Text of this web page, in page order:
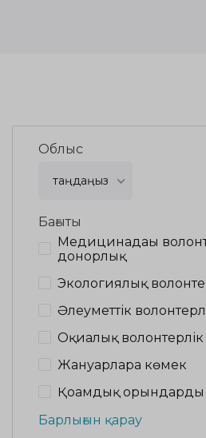
Облыс
таңдаңыз
Бағыты
Медицинадағы
донорлық
Экологиялық
Әлеуметтік
Оқиғалық волонтерлік
Жануарларға көмек
Қоғамдық орындарды
Барлығын қарау